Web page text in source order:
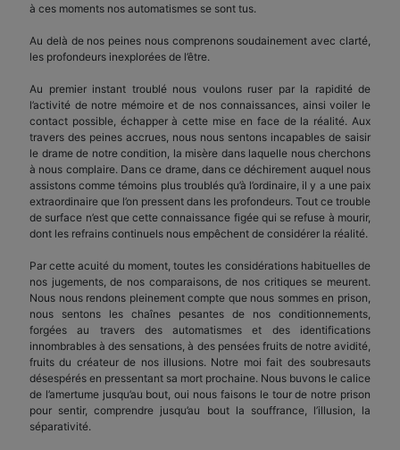
à ces moments nos automatismes se sont tus.
Au delà de nos peines nous comprenons soudainement avec clarté,
les profondeurs inexplorées de l’être.
Au premier instant troublé nous voulons ruser par la rapidité de
l’activité de notre mémoire et de nos connaissances, ainsi voiler le
contact possible, échapper à cette mise en face de la réalité. Aux
travers des peines accrues, nous nous sentons incapables de saisir
le drame de notre condition, la misère dans laquelle nous cherchons
à nous complaire. Dans ce drame, dans ce déchirement auquel nous
assistons comme témoins plus troublés qu’à l’ordinaire, il y a une paix
extraordinaire que l’on pressent dans les profondeurs. Tout ce trouble
de surface n’est que cette connaissance figée qui se refuse à mourir,
dont les refrains continuels nous empêchent de considérer la réalité.
Par cette acuité du moment, toutes les considérations habituelles de
nos jugements, de nos comparaisons, de nos critiques se meurent.
Nous nous rendons pleinement compte que nous sommes en prison,
nous sentons les chaînes pesantes de nos conditionnements,
forgées au travers des automatismes et des identifications
innombrables à des sensations, à des pensées fruits de notre avidité,
fruits du créateur de nos illusions. Notre moi fait des soubresauts
désespérés en pressentant sa mort prochaine. Nous buvons le calice
de l’amertume jusqu’au bout, oui nous faisons le tour de notre prison
pour sentir, comprendre jusqu’au bout la souffrance, l’illusion, la
séparativité.